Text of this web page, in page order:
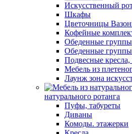
Искусственный
Шкафы
Цветочницы
Кофейные
Обеденные группы
Обеденные
Подвесные кресла,
Мебель из
Лаунж зона
натурального ротанга
Пуфы, табуреты
Диваны
Комоды. этажерки